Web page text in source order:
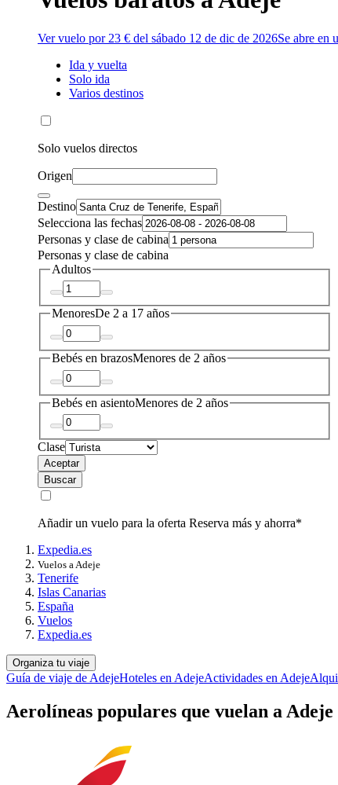
Ver vuelo por 23 € del sábado 12 de dic de 2026Se abre en
Ida y vuelta
Solo ida
Varios destinos
Solo vuelos directos
Origen
Destino
Selecciona las fechas
Personas y clase de cabina
Personas y clase de cabina
Adultos
MenoresDe 2 a 17 años
Bebés en brazosMenores de 2 años
Bebés en asientoMenores de 2 años
Clase
Aceptar
Buscar
Añadir un vuelo para la oferta Reserva más y ahorra*
Expedia.es
Vuelos a Adeje
Tenerife
Islas Canarias
España
Vuelos
Expedia.es
Organiza tu viaje
Guía de viaje de AdejeHoteles en AdejeActividades en Adeje
Aerolíneas populares que vuelan a Adeje